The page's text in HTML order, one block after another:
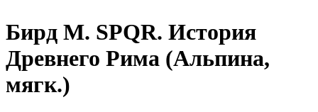
Бирд М. SPQR. История
Древнего Рима (Альпина,
мягк.)